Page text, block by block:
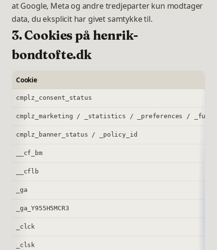
at Google, Meta og andre tredjeparter kun modtager
data, du eksplicit har givet samtykke til.
3. Cookies på henrik-
bondtofte.dk
Cookie
cmplz_consent_status
cmplz_marketing / _statistics / _preferences /
cmplz_banner_status / _policy_id
__cf_bm
__cflb
_ga
_ga_Y955H5MCR3
_clck
_clsk